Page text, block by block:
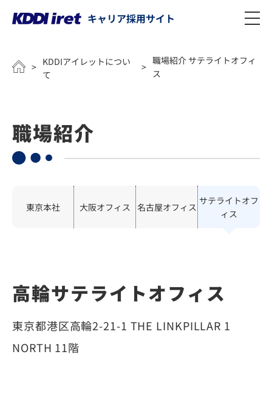
キャリア採用サイト
> KDDIアイレットについ
て
>
職場紹介 サテライトオフィ
ス
職場紹介
東京本社 大阪オフィス 名古屋オフィス
サテライトオフ
ィス
高輪サテライトオフィス
東京都港区高輪2-21-1 THE LINKPILLAR 1
NORTH 11階